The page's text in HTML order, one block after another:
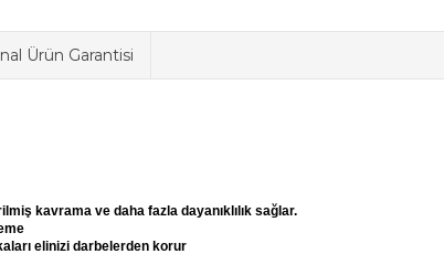
Ürün Garantisi
kavrama ve daha fazla dayanıklılık sağlar.
elinizi darbelerden korur